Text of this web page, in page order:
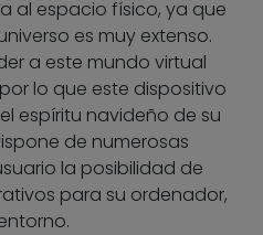
al espacio físico, ya que
es muy extenso.
a este mundo virtual
lo que este dispositivo
espíritu navideño de su
de numerosas
la posibilidad de
para su ordenador,